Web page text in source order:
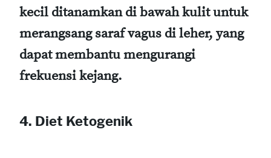
kecil ditanamkan di bawah kulit untuk
merangsang saraf vagus di leher, yang
dapat membantu mengurangi
frekuensi kejang.
4. Diet Ketogenik